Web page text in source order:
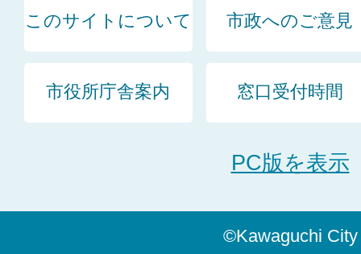
このサイトについて 市政へのご意見
市役所庁舎案内 窓口受付時間
PC版を表示
©Kawaguchi City